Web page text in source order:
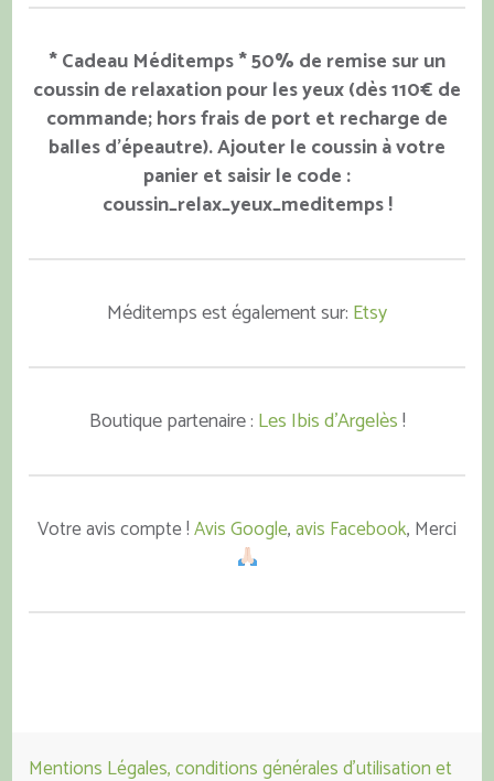
* Cadeau Méditemps * 50% de remise sur un
coussin de relaxation pour les yeux (dès 110€ de
commande; hors frais de port et recharge de
balles d'épeautre). Ajouter le coussin à votre
panier et saisir le code :
coussin_relax_yeux_meditemps !
Méditemps est également sur: Etsy
Boutique partenaire : Les Ibis d'Argelès!
Votre avis compte !Avis Google,avis Facebook, Merci
Mentions Légales, conditions générales d'utilisation et